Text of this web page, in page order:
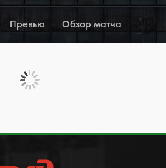
Превью Обзор матча